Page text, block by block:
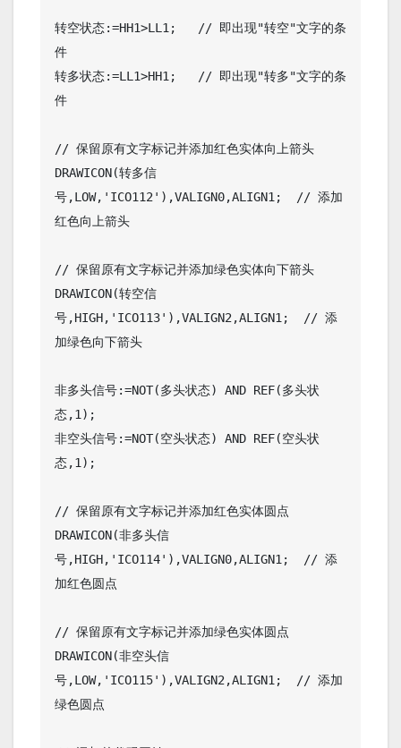
转空状态:=HH1>LL1;   // 即出现"转空"文字的条
件
转多状态:=LL1>HH1;   // 即出现"转多"文字的条
件
// 保留原有文字标记并添加红色实体向上箭头
DRAWICON(转多信
号,LOW,'ICO112'),VALIGN0,ALIGN1;  // 添加
红色向上箭头
// 保留原有文字标记并添加绿色实体向下箭头
DRAWICON(转空信
号,HIGH,'ICO113'),VALIGN2,ALIGN1;  // 添
加绿色向下箭头
非多头信号:=NOT(多头状态) AND REF(多头状
态,1);
非空头信号:=NOT(空头状态) AND REF(空头状
态,1);
// 保留原有文字标记并添加红色实体圆点
DRAWICON(非多头信
号,HIGH,'ICO114'),VALIGN0,ALIGN1;  // 添
加红色圆点
// 保留原有文字标记并添加绿色实体圆点
DRAWICON(非空头信
号,LOW,'ICO115'),VALIGN2,ALIGN1;  // 添加
绿色圆点